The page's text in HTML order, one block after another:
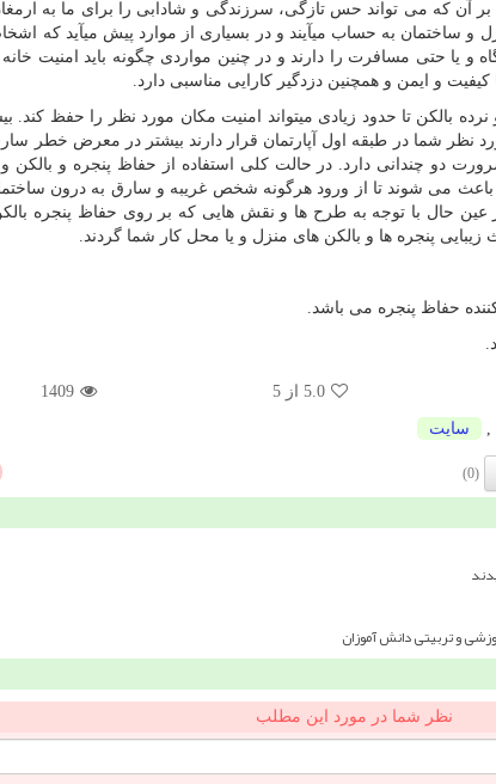
آن که می تواند حس تازگی، سرزندگی و شادابی را برای ما به
و ساختمان به حساب میآیند و در بسیاری از موارد پیش میآید که
و یا حتی مسافرت را دارند و در چنین مواردی چگونه باید امنیت
و ایمن و همچنین دزدگیر کارایی مناسبی دارد.
بالکن تا حدود زیادی میتواند امنیت مکان مورد نظر را حفظ کند.
نظر شما در طبقه اول آپارتمان قرار دارند بیشتر در معرض خطر
دو چندانی دارد. در حالت کلی استفاده از حفاظ پنجره و
می شوند تا از ورود هرگونه شخص غریبه و سارق به درون
عین حال با توجه به طرح ها و نقش هایی که بر روی حفاظ پنجره
پنجره ها و بالکن های منزل و یا محل کار شما گردند.
حفاظ پنجره می باشد.
5.0 از 5 1409
سایت
(0)
و تربیتی دانش آموزان
نظر شما در مورد این مطلب